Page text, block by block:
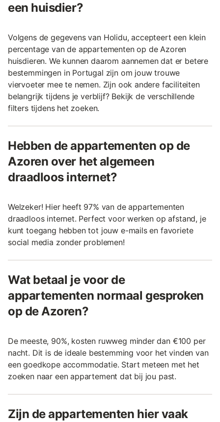
een huisdier?
Volgens de gegevens van Holidu, accepteert een klein
percentage van de appartementen op de Azoren
huisdieren. We kunnen daarom aannemen dat er betere
bestemmingen in Portugal zijn om jouw trouwe
viervoeter mee te nemen. Zijn ook andere faciliteiten
belangrijk tijdens je verblijf? Bekijk de verschillende
filters tijdens het zoeken.
Hebben de appartementen op de
Azoren over het algemeen
draadloos internet?
Welzeker! Hier heeft 97% van de appartementen
draadloos internet. Perfect voor werken op afstand, je
kunt toegang hebben tot jouw e-mails en favoriete
social media zonder problemen!
Wat betaal je voor de
appartementen normaal gesproken
op de Azoren?
De meeste, 90%, kosten ruwweg minder dan €100 per
nacht. Dit is de ideale bestemming voor het vinden van
een goedkope accommodatie. Start meteen met het
zoeken naar een appartement dat bij jou past.
Zijn de appartementen hier vaak